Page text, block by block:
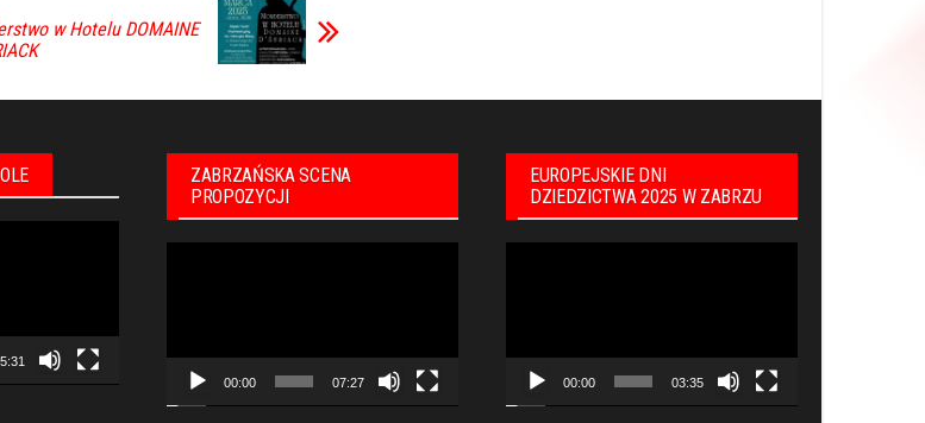
w Hotelu DOMAINE
ZABRZAŃSKA SCENA
PROPOZYCJI
00:00 07:27
EUROPEJSKIE DNI
DZIEDZICTWA 2025 W ZABRZU
00:00 03:35